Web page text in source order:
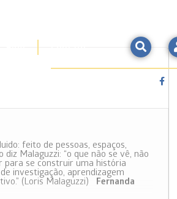
feito de pessoas, espaços,
Malaguzzi: “o que não se vê, não
para se construir uma história
investigação, aprendizagem
(Loris Malaguzzi) Fernanda